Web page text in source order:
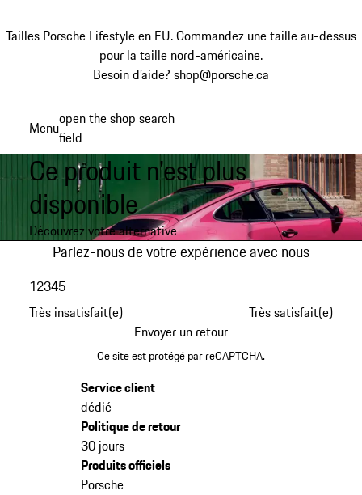
Tailles Porsche Lifestyle en EU. Commandez une taille au-dessus
pour la taille nord-américaine.
Besoin d’aide? shop@porsche.ca
contenu
principal
Menuopen the shop search
field
Ce produit n'est plus
disponible
Découvrez votre alternative
Parlez-nous de votre expérience avec nous
Très insatisfait(e)
12345
Très satisfait(e)
Envoyer un retour
Ce site est protégé par reCAPTCHA.
Service client
dédié
Politique de retour
30 jours
Produits officiels
Porsche